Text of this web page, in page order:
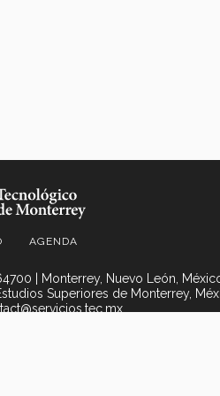
AGENDA
| Monterrey, Nuevo León,
Superiores de Monterrey,